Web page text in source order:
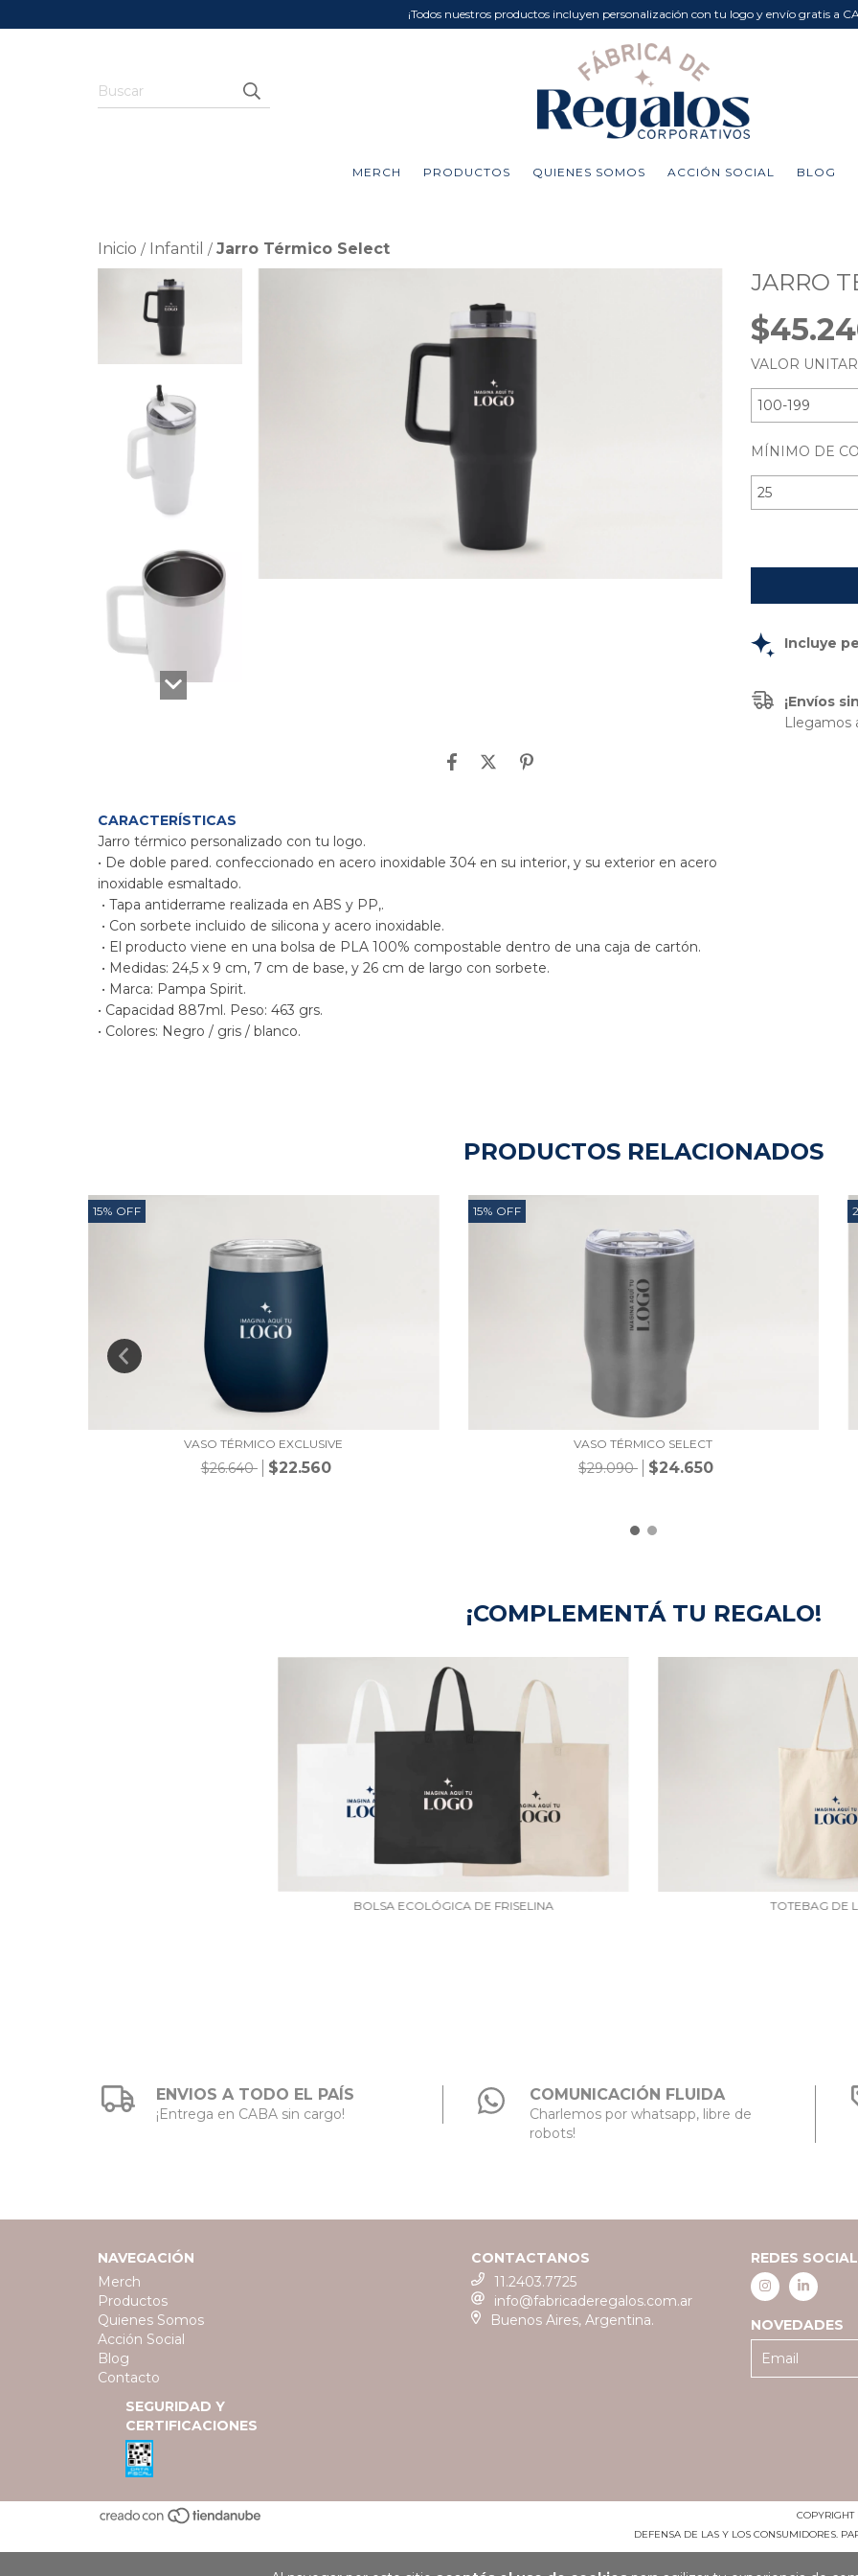
¡Todos nuestros productos incluyen personalización con tu logo y envío gratis a
MERCH PRODUCTOS QUIENES SOMOS ACCIÓN SOCIAL BLOG
Inicio / Infantil / Jarro Térmico Select
CARACTERÍSTICAS
Jarro térmico personalizado con tu logo.
• De doble pared. confeccionado en acero inoxidable 304 en su interior, y su exterior en acero
inoxidable esmaltado.
• Tapa antiderrame realizada en ABS y PP,.
• Con sorbete incluido de silicona y acero inoxidable.
• El producto viene en una bolsa de PLA 100% compostable dentro de una caja de cartón.
• Medidas: 24,5 x 9 cm, 7 cm de base, y 26 cm de largo con sorbete.
• Marca: Pampa Spirit.
• Capacidad 887ml. Peso: 463 grs.
• Colores: Negro / gris / blanco.
JARRO
VALOR
MÍNIMO DE
Incluye
¡Envíos
Llegamos
PRODUCTOS RELACIONADOS
15% OFF
VASO TÉRMICO EXCLUSIVE
$26.640 $22.560
15% OFF
VASO TÉRMICO SELECT
$29.090 $24.650
¡COMPLEMENTÁ TU REGALO!
BOLSA ECOLÓGICA DE FRISELINA TOTEBAG DE
ENVIOS A TODO EL PAÍS
¡Entrega en CABA sin cargo!
COMUNICACIÓN FLUIDA
Charlemos por whatsapp, libre de
robots!
NAVEGACIÓN
Merch
Productos
Quienes Somos
Acción Social
Blog
Contacto
CONTACTANOS
11.2403.7725
info@fabricaderegalos.com.ar
Buenos Aires, Argentina.
REDES
NOVEDADES
SEGURIDAD Y
CERTIFICACIONES
COPYRIGHT
DEFENSA DE LAS Y LOS CONSUMIDORES.